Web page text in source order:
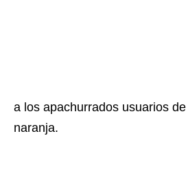
a los apachurrados usuarios
naranja.